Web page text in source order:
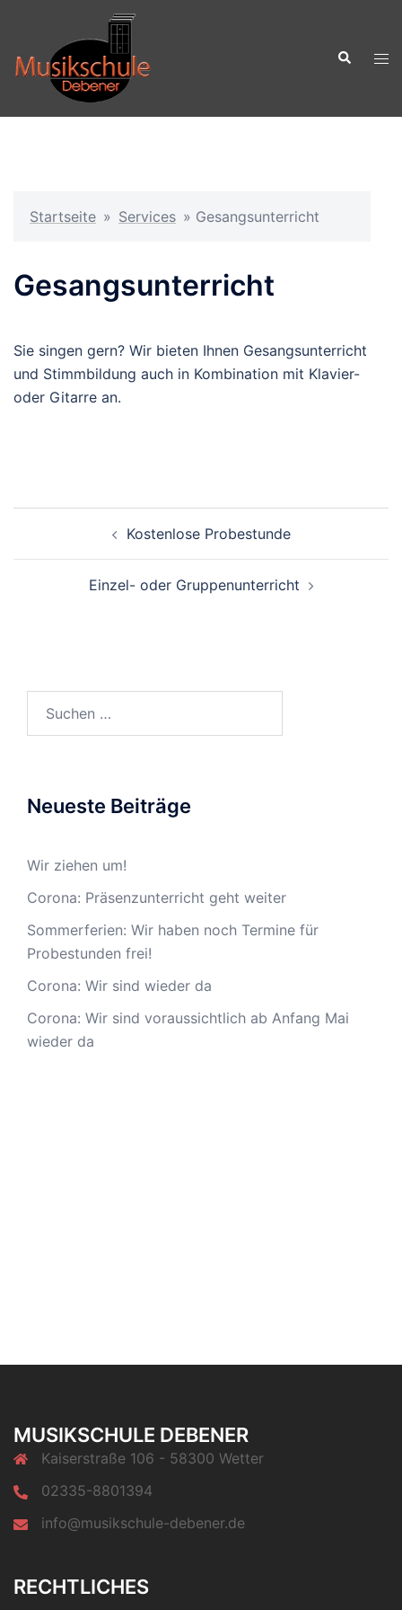
springen
Suche
Startseite » Services » Gesangsunterricht
Gesangsunterricht
Sie singen gern? Wir bieten Ihnen Gesangsunterricht
und Stimmbildung auch in Kombination mit Klavier-
oder Gitarre an.
Kostenlose Probestunde
Einzel- oder Gruppenunterricht
Neueste Beiträge
Wir ziehen um!
Corona: Präsenzunterricht geht weiter
Sommerferien: Wir haben noch Termine für
Probestunden frei!
Corona: Wir sind wieder da
Corona: Wir sind voraussichtlich ab Anfang Mai
wieder da
MUSIKSCHULE DEBENER
Kaiserstraße 106 - 58300 Wetter
02335-8801394
info@musikschule-debener.de
RECHTLICHES